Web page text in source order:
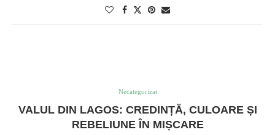
Necategorizat
VALUL DIN LAGOS: CREDINȚĂ, CULOARE ȘI
REBELIUNE ÎN MIȘCARE